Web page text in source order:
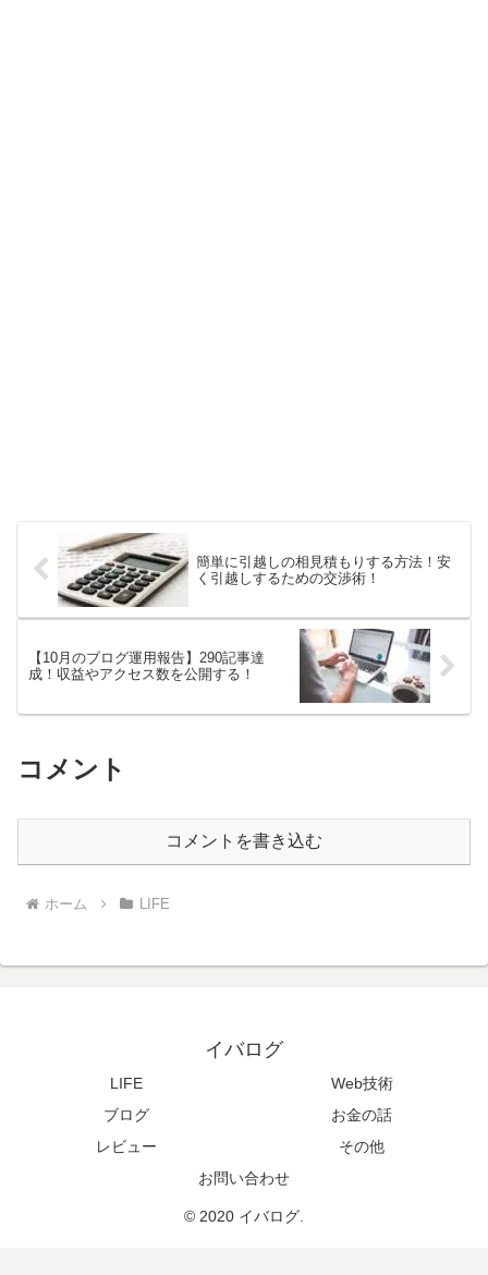
簡単に引越しの相見積もりする方法！安
く引越しするための交渉術！
【10月のブログ運用報告】290記事達
成！収益やアクセス数を公開する！
コメント
コメントを書き込む
ホーム LIFE
イバログ
LIFE
Web技術
ブログ
お金の話
レビュー
その他
お問い合わせ
© 2020 イバログ.